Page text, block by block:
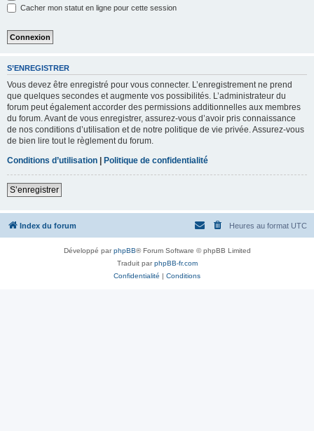
Cacher mon statut en ligne pour cette session
S’ENREGISTRER
Vous devez être enregistré pour vous connecter. L’enregistrement ne prend
que quelques secondes et augmente vos possibilités. L’administrateur du
forum peut également accorder des permissions additionnelles aux membres
du forum. Avant de vous enregistrer, assurez-vous d’avoir pris connaissance
de nos conditions d’utilisation et de notre politique de vie privée. Assurez-vous
de bien lire tout le règlement du forum.
Conditions d’utilisation | Politique de confidentialité
S’enregistrer
Index du forum Heures au format UTC
Développé parphpBB® Forum Software © phpBB Limited
Traduit parphpBB-fr.com
Confidentialité | Conditions